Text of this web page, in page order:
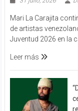
Mari La Carajita
de artistas
Juventud 2026 en la
Leer más